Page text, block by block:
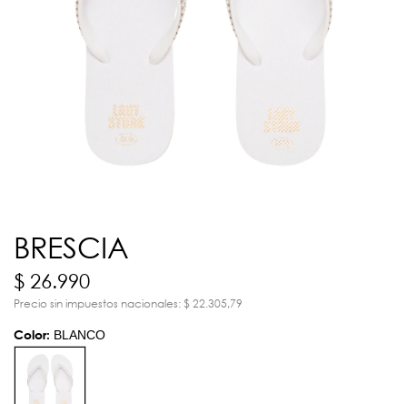
BRESCIA
$ 26.990
Precio sin impuestos nacionales: $ 22.305,79
Color: BLANCO